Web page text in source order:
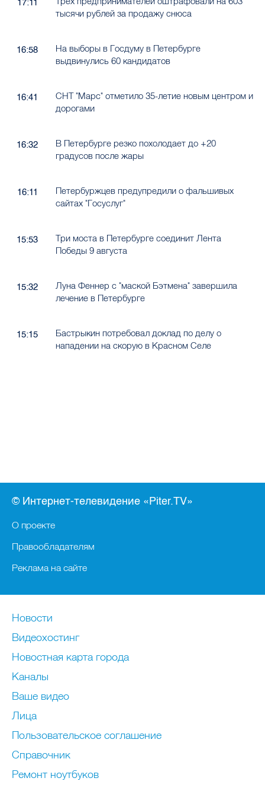
17:11
тысячи рублей за продажу снюса
16:58
На выборы в Госдуму в Петербурге
выдвинулись 60 кандидатов
16:41
СНТ "Марс" отметило 35-летие новым центром и
дорогами
16:32
В Петербурге резко похолодает до +20
градусов после жары
16:11
Петербуржцев предупредили о фальшивых
сайтах "Госуслуг"
15:53
Три моста в Петербурге соединит Лента
Победы 9 августа
15:32
Луна Феннер с "маской Бэтмена" завершила
лечение в Петербурге
15:15
Бастрыкин потребовал доклад по делу о
нападении на скорую в Красном Селе
© Интернет-телевидение «Piter.TV»
О проекте
Правообладателям
Реклама на сайте
Новости
Видеохостинг
Новостная карта города
Каналы
Ваше видео
Лица
Пользовательское соглашение
Справочник
Ремонт нoутбуков